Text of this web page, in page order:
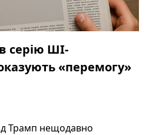
серію ШІ-
«перемогу»
Трамп нещодавно